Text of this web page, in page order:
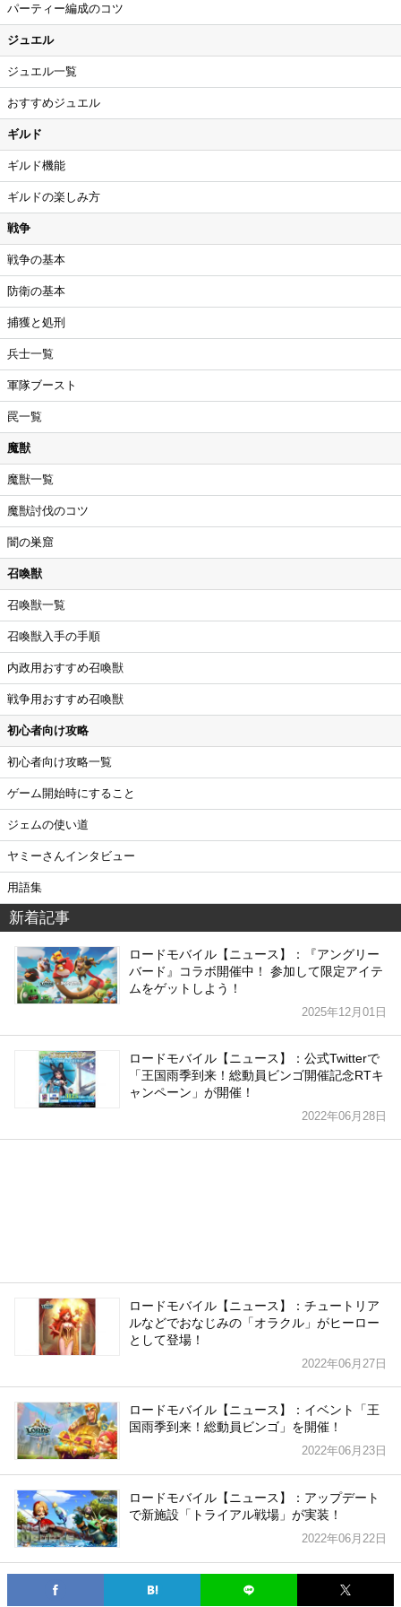
パーティー編成のコツ
ジュエル
ジュエル一覧
おすすめジュエル
ギルド
ギルド機能
ギルドの楽しみ方
戦争
戦争の基本
防衛の基本
捕獲と処刑
兵士一覧
軍隊ブースト
罠一覧
魔獣
魔獣一覧
魔獣討伐のコツ
闇の巣窟
召喚獣
召喚獣一覧
召喚獣入手の手順
内政用おすすめ召喚獣
戦争用おすすめ召喚獣
初心者向け攻略
初心者向け攻略一覧
ゲーム開始時にすること
ジェムの使い道
ヤミーさんインタビュー
用語集
新着記事
ロードモバイル【ニュース】：『アングリー
バード』コラボ開催中！ 参加して限定アイテ
ムをゲットしよう！
2025年12月01日
ロードモバイル【ニュース】：公式Twitterで
「王国雨季到来！総動員ビンゴ開催記念RTキ
ャンペーン」が開催！
2022年06月28日
ロードモバイル【ニュース】：チュートリア
ルなどでおなじみの「オラクル」がヒーロー
として登場！
2022年06月27日
ロードモバイル【ニュース】：イベント「王
国雨季到来！総動員ビンゴ」を開催！
2022年06月23日
ロードモバイル【ニュース】：アップデート
で新施設「トライアル戦場」が実装！
2022年06月22日